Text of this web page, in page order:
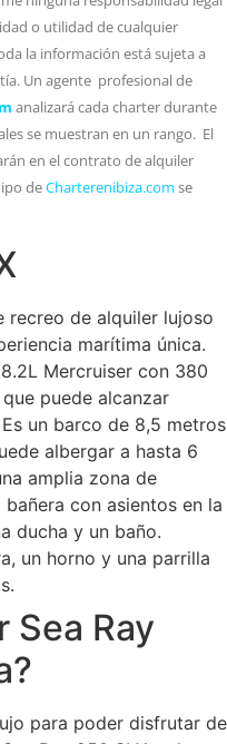
o utilidad de cualquier
la información está sujeta a
Un agente profesional de
analizará cada charter durante
se muestran en un rango. El
en el contrato de alquiler
deCharterenibiza.com se
recreo de alquiler lujoso
marítima única.
Mercruiser con 380
puede alcanzar
un barco de 8,5 metros
albergar a hasta 6
amplia zona de
con asientos en la
ducha y un baño.
un horno y una parrilla
Sea Ray
para poder disfrutar de